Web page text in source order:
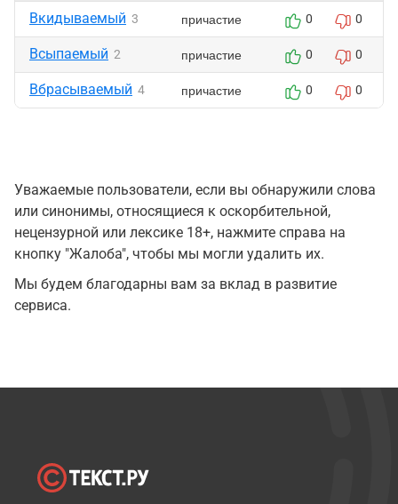
Вкидываемый 3 причастие 0 0
Всыпаемый 2 причастие 0 0
Вбрасываемый 4 причастие 0 0
Уважаемые пользователи, если вы обнаружили слова
или синонимы, относящиеся к оскорбительной,
нецензурной или лексике 18+, нажмите справа на
кнопку "Жалоба", чтобы мы могли удалить их.
Мы будем благодарны вам за вклад в развитие
сервиса.